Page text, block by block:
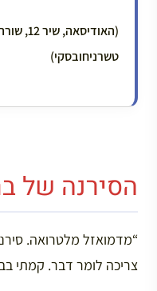
טשרניחובסקי)
הסירנה של
“מדמואזל מלטרואה.
צריכה לומר דבר. קמתי